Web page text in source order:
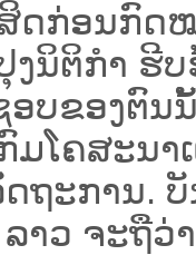
ກ່ອນ​ກົດ​ໝ
ງນິ​ຕິ​ກຳ ຮີ
ບຂອງຕົນ
ມໂຄສະນ
ຖະການ.
າວ ​ຈະຖື​